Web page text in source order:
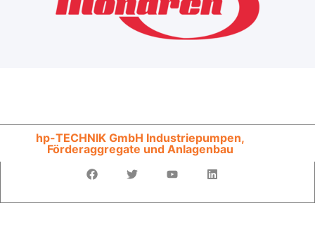
hp-TECHNIK GmbH Industriepumpen,
Förderaggregate und Anlagenbau